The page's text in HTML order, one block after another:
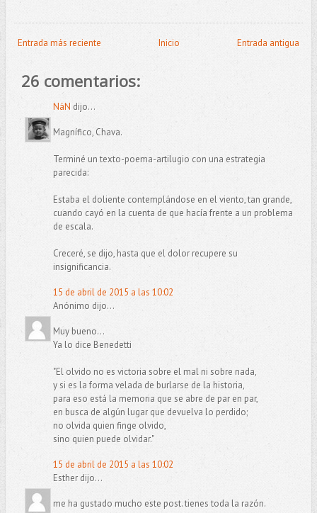
Entrada más reciente Entrada antigua
Inicio
26 comentarios:
NáN dijo...
Magnífico, Chava.
Terminé un texto-poema-artilugio con una estrategia
parecida:
Estaba el doliente contemplándose en el viento, tan grande,
cuando cayó en la cuenta de que hacía frente a un problema
de escala.
Creceré, se dijo, hasta que el dolor recupere su
insignificancia.
15 de abril de 2015 a las 10:02
Anónimo dijo...
Muy bueno...
Ya lo dice Benedetti
"El olvido no es victoria sobre el mal ni sobre nada,
y si es la forma velada de burlarse de la historia,
para eso está la memoria que se abre de par en par,
en busca de algún lugar que devuelva lo perdido;
no olvida quien finge olvido,
sino quien puede olvidar."
15 de abril de 2015 a las 10:02
Esther dijo...
me ha gustado mucho este post. tienes toda la razón.